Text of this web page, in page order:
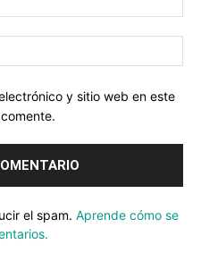
y sitio web en este
el spam. Aprende cómo se